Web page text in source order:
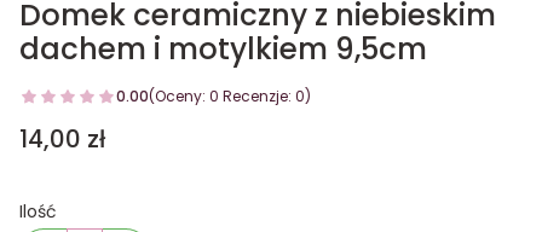
Domek ceramiczny z niebieskim
dachem i motylkiem 9,5cm
0.00(Oceny: 0 Recenzje: 0)
Cena
14,00 zł
Ilość